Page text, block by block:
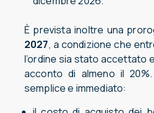
È prevista inoltre una
2027, a condizione che
l’ordine sia stato accettato
acconto di almeno il
semplice e immediato: